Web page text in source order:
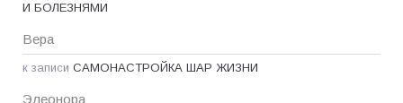
И БОЛЕЗНЯМИ
Вера
к записи САМОНАСТРОЙКА ШАР ЖИЗНИ
Элеонора